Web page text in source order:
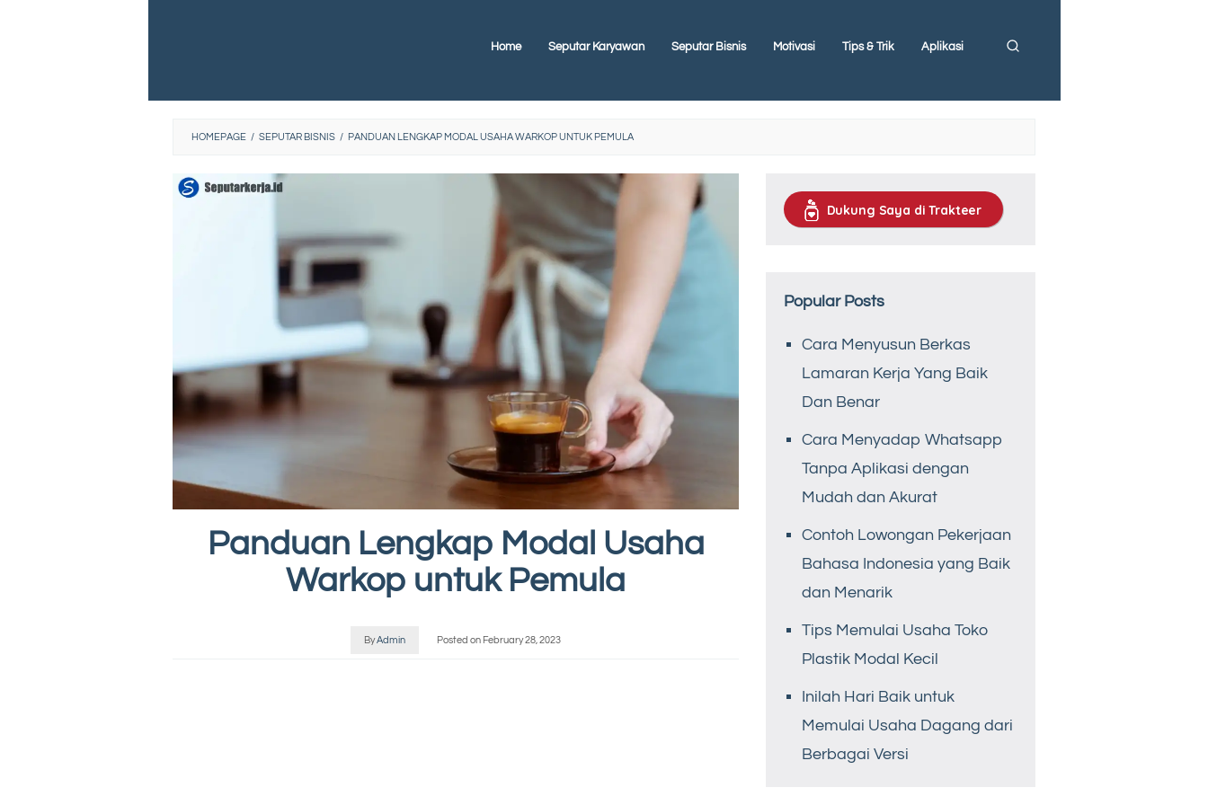
Home Seputar Karyawan Seputar Bisnis Motivasi Tips & Trik Aplikasi
HOMEPAGE / SEPUTAR BISNIS / PANDUAN LENGKAP MODAL USAHA WARKOP UNTUK PEMULA
Panduan Lengkap Modal Usaha
Warkop untuk Pemula
ByAdmin Posted on February 28, 2023
Dukung Saya di Trakteer
Popular Posts
Cara Menyusun Berkas
Lamaran Kerja Yang Baik
Dan Benar
Cara Menyadap Whatsapp
Tanpa Aplikasi dengan
Mudah dan Akurat
Contoh Lowongan Pekerjaan
Bahasa Indonesia yang Baik
dan Menarik
Tips Memulai Usaha Toko
Plastik Modal Kecil
Inilah Hari Baik untuk
Memulai Usaha Dagang dari
Berbagai Versi